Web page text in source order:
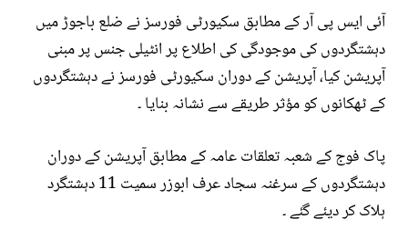
آئی ایس پی آر کے مطابق سکیورٹی فورسز نے ضلع باجوڑ میں
دہشتگردوں کی موجودگی کی اطلاع پر انٹیلی جنس پر مبنی
آپریشن کیا، آپریشن کے دوران سکیورٹی فورسز نے دہشتگردوں
کے ٹھکانوں کو مؤثر طریقے سے نشانہ بنایا ۔
پاک فوج کے شعبہ تعلقات عامہ کے مطابق آپریشن کے دوران
دہشتگردوں کے سرغنہ سجاد عرف ابوزر سمیت 11 دہشتگرد
ہلاک کر دیئے گئے ۔